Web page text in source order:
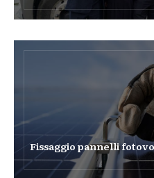
Fissaggio pannelli